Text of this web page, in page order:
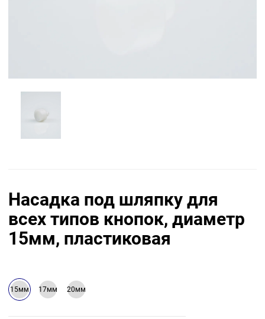
Насадка под шляпку для
всех типов кнопок, диаметр
15мм, пластиковая
15мм 17мм 20мм